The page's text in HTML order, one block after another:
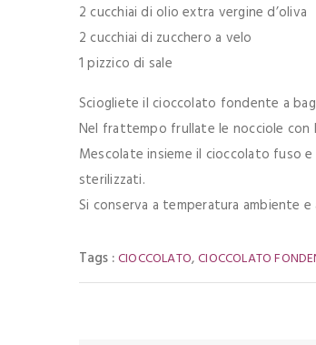
2 cucchiai di olio extra vergine d’oliva
2 cucchiai di zucchero a velo
1 pizzico di sale
Sciogliete il cioccolato fondente a
Nel frattempo frullate le nocciole con
Mescolate insieme il cioccolato fuso
sterilizzati.
Si conserva a temperatura ambiente
Tags :CIOCCOLATO,CIOCCOLATO